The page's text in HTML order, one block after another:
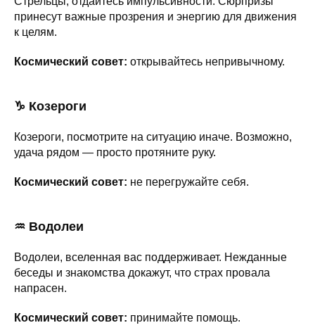
принесут важные прозрения и энергию для движения
к целям.
Космический совет: открывайтесь непривычному.
♑ Козероги
Козероги, посмотрите на ситуацию иначе. Возможно,
удача рядом — просто протяните руку.
Космический совет: не перегружайте себя.
♒ Водолеи
Водолеи, вселенная вас поддерживает. Нежданные
беседы и знакомства докажут, что страх провала
напрасен.
Космический совет: принимайте помощь.